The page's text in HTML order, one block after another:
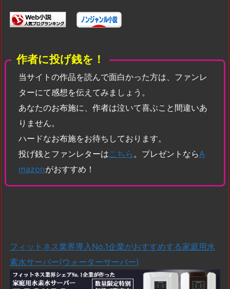
作者に投げ銭を！
当サイトの作品を読んで面白かった方は、ファンレ
ターにて感想を伝えてみましょう。
あなたのお布施に、作者は泣いて喜ぶこと間違いあ
りません。
ハードなお布施をお待ちしております。
投げ銭とファンレターはこちら 。プレゼントならA
mazonがおすすめ！
フィットネス業界導入No.1企業がおすすめする家庭用水
素水サーバー(ウォーターサーバー)